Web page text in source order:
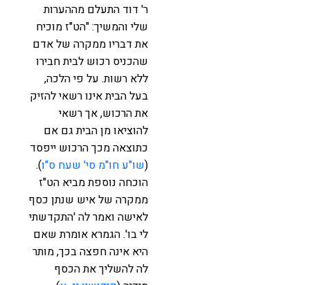
ר' דוד התעלם מההערות
שלי והמשיך: "הט"ז מוכיח
את דבריו ממקרה של אדם
שהכניס רכוש לבית חבירו
ללא רשות. על פי הלכה,
בעל הבית אינו רשאי להזיק
את הרכוש, אך רשאי
להוציאו מן הבית גם אם
כתוצאה מכך הרכוש ייפסד
(שו"ע חו"מ סי' שעח ס"ו).
הוכחה נוספת מביא הט"ז
ממקרה של איש שנתן כסף
לאישה ואמר לה 'התקדשתי
לי בו'. הגמרא אומרת שאם
היא אינה חפצה בכך, מותר
לה להשליך את הכסף